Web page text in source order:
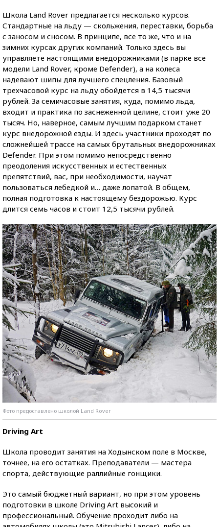
Школа Land Rover предлагается несколько курсов.
Стандартные на льду — скольжения, переставки, борьба
с заносом и сносом. В принципе, все то же, что и на
зимних курсах других компаний. Только здесь вы
управляете настоящими внедорожниками (в парке все
модели Land Rover, кроме Defender), а на колеса
надевают шипы для лучшего спецления. Базовый
трехчасовой курс на льду обойдется в 14,5 тысячи
рублей. За семичасовые занятия, куда, помимо льда,
входит и практика по заснеженной целине, стоит уже 20
тысяч. Но, наверное, самым лучшим подарком станет
курс внедорожной езды. И здесь участники проходят по
сложнейшей трассе на самых брутальных внедорожниках
Defender. При этом помимо непосредственно
преодоления искусственных и естественных
препятствий, вас, при необходимости, научат
пользоваться лебедкой и… даже лопатой. В общем,
полная подготовка к настоящему бездорожью. Курс
длится семь часов и стоит 12,5 тысячи рублей.
Фото предоставлено школой Land Rover
Driving Art
Школа проводит занятия на Ходынском поле в Москве,
точнее, на его остатках. Преподаватели — мастера
спорта, действующие раллийные гонщики.
Это самый бюджетный вариант, но при этом уровень
подготовки в школе Driving Art высокий и
профессиональный. Обучение проходит либо на